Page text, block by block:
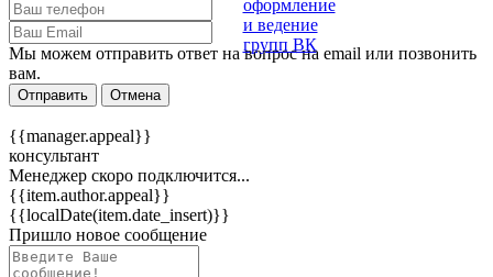
Мы можем отправить ответ на вопрос на email или позвонить
вам.
Отправить Отмена
{{manager.appeal}}
консультант
Менеджер скоро подключится...
{{item.author.appeal}}
{{localDate(item.date_insert)}}
Пришло новое сообщение